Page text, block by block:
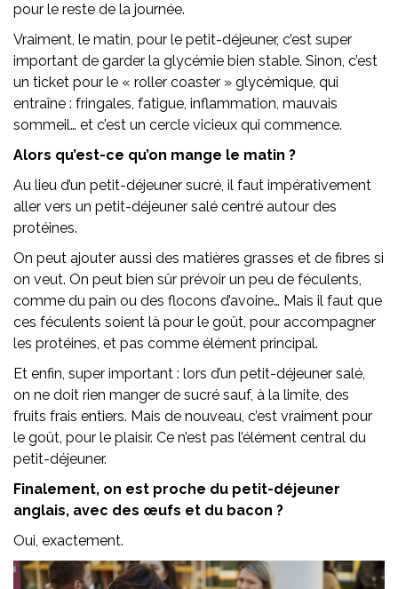
pour le reste de la journée.
Vraiment, le matin, pour le petit-déjeuner, c’est super
important de garder la glycémie bien stable. Sinon, c’est
un ticket pour le « roller coaster » glycémique, qui
entraîne : fringales, fatigue, inflammation, mauvais
sommeil… et c’est un cercle vicieux qui commence.
Alors qu’est-ce qu’on mange le matin ?
Au lieu d’un petit-déjeuner sucré, il faut impérativement
aller vers un petit-déjeuner salé centré autour des
protéines.
On peut ajouter aussi des matières grasses et de fibres si
on veut. On peut bien sûr prévoir un peu de féculents,
comme du pain ou des flocons d’avoine… Mais il faut que
ces féculents soient là pour le goût, pour accompagner
les protéines, et pas comme élément principal.
Et enfin, super important : lors d’un petit-déjeuner salé,
on ne doit rien manger de sucré sauf, à la limite, des
fruits frais entiers. Mais de nouveau, c’est vraiment pour
le goût, pour le plaisir. Ce n’est pas l’élément central du
petit-déjeuner.
Finalement, on est proche du petit-déjeuner
anglais, avec des œufs et du bacon ?
Oui, exactement.